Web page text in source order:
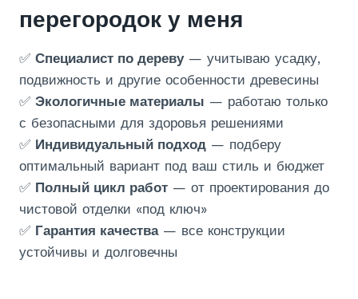
перегородок у меня
✅ Специалист по дереву— учитываю усадку,
подвижность и другие особенности древесины
✅ Экологичные материалы — работаю только
с безопасными для здоровья решениями
✅ Индивидуальный подход — подберу
оптимальный вариант под ваш стиль и бюджет
✅ Полный цикл работ — от проектирования до
чистовой отделки «под ключ»
✅ Гарантия качества— все конструкции
устойчивы и долговечны